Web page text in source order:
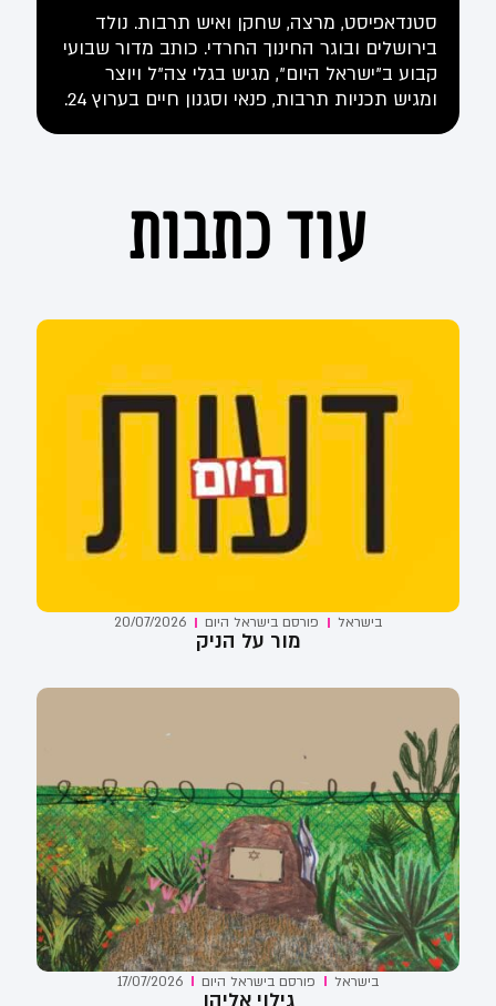
סטנדאפיסט, מרצה, שחקן ואיש תרבות. נולד
בירושלים ובוגר החינוך החרדי. כותב מדור שבועי
קבוע ב"ישראל היום", מגיש בגלי צה"ל ויוצר
ומגיש תכניות תרבות, פנאי וסגנון חיים בערוץ 24.
עוד כתבות
בישראל פורסם בישראל היום 20/07/2026
מור על הניק
בישראל פורסם בישראל היום 17/07/2026